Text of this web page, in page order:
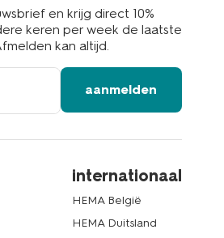
en krijg direct 10%
keren per week de laatste
kan altijd.
aanmelden
internationaal
HEMA België
HEMA Duitsland